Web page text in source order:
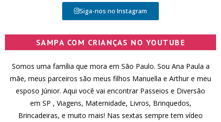
Siga-nos no Instagram
SAMPA COM CRIANÇAS NO YOUTUBE
Somos uma família que mora em São Paulo. Sou Ana Paula a
mãe, meus parceiros são meus filhos Manuella e Arthur e meu
esposo Júnior. Aqui você vai encontrar Passeios e Diversão
em SP , Viagens, Maternidade, Livros, Brinquedos,
Brincadeiras, e muito mais! Nas sextas sempre tem vídeo